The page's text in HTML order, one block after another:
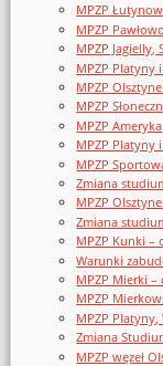
MPZP
MPZP Pawłowo
MPZP Jagielly,
MPZP Platyny
MPZP
MPZP
MPZP Ameryka
MPZP Platyny
MPZP
Zmiana
MPZP
Zmiana
MPZP Kunki –
Warunki
MPZP Mierki –
MPZP
MPZP
Zmiana
MPZP węzeł